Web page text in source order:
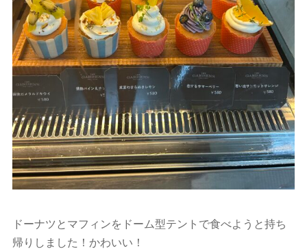
ドーナツとマフィンをドーム型テントで食べようと持ち
帰りしました！かわいい！